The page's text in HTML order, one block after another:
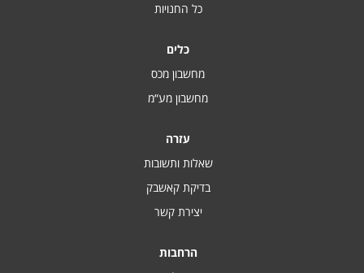
כל החנויות
כלים
מחשבון מכס
מחשבון מע“מ
עזרה
שאלות ותשובות
בדיקת קאשבק
יצירת קשר
הרחבות